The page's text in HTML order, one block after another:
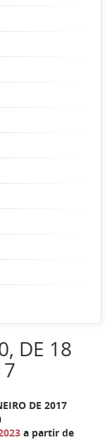
DE 18
DE 2017
a partir de